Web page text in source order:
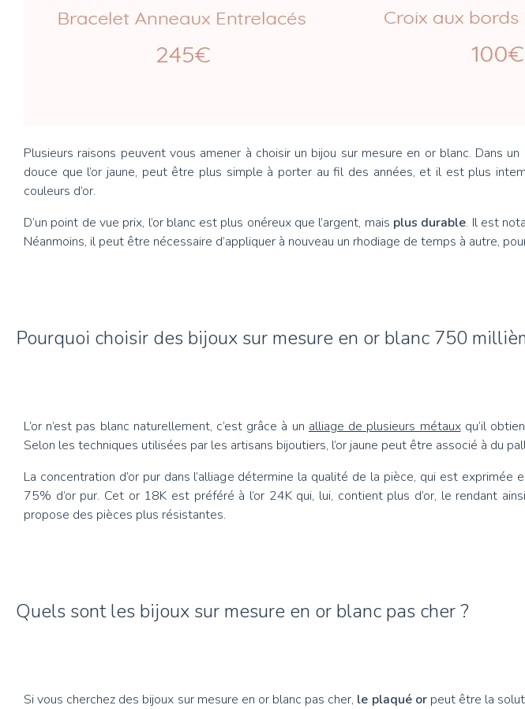
Plusieurs raisons peuvent vous amener à choisir un bijou sur mesure en or blanc. Dans
douce que l’or jaune, peut être plus simple à porter au fil des années, et il est plus
couleurs d’or.
D’un point de vue prix, l’or blanc est plus onéreux que l’argent, mais plus durable. Il est
Néanmoins, il peut être nécessaire d’appliquer à nouveau un rhodiage de temps à autre,
Pourquoi choisir des bijoux sur mesure en or blanc 750
L’or n’est pas blanc naturellement, c’est grâce à un alliage de plusieurs métauxqu’il
Selon les techniques utilisées par les artisans bijoutiers, l’or jaune peut être associé à du
La concentration d’or pur dans l’alliage détermine la qualité de la pièce, qui est exprimée
75% d’or pur. Cet or 18K est préféré à l’or 24K qui, lui, contient plus d’or, le rendant
propose des pièces plus résistantes.
Quels sont les bijoux sur mesure en or blanc pas cher ?
Si vous cherchez des bijoux sur mesure en or blanc pas cher, le plaqué orpeut être la